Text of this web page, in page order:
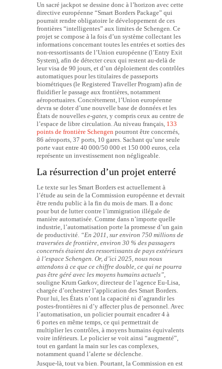
Un sacré jackpot se dessine donc à l’horizon avec cette
directive européenne “Smart Borders Package” qui
pourrait rendre obligatoire le développement de ces
frontières “intelligentes” aux limites de Schengen. Ce
projet se compose à la fois d’un système collectant les
informations concernant toutes les entrées et sorties des
non-ressortissants de l’Union européenne (l’Entry Exit
System), afin de détecter ceux qui restent au-delà de
leur visa de 90 jours, et d’un déploiement des contrôles
automatiques pour les titulaires de passeports
biométriques (le Registered Traveller Program) afin de
fluidifier le passage aux frontières, notamment
aéroportuaires. Concrètement, l’Union européenne
devra se doter d’une nouvelle base de données et les
États de nouvelles e-gates , y compris ceux au centre de
l’espace de libre circulation. Au niveau français, 133
points de frontière Schengen pourront être concernés,
86 aéroports, 37 ports, 10 gares. Sachant qu’une seule
porte vaut entre 40 000/50 000 et 150 000 euros, cela
représente un investissement non négligeable.
La résurrection d’un projet enterré
Le texte sur les Smart Borders est actuellement à
l’étude au sein de la Commission européenne et devrait
être rendu public à la fin du mois de mars. Il a donc
pour but de lutter contre l’immigration illégale de
manière automatisée. Comme dans n’importe quelle
industrie, l’automatisation porte la promesse d’un gain
de productivité. “En 2011, sur environ 750 millions de
traversées de frontière, environ 30 % des passagers
concernés étaient des ressortissants de pays extérieurs
à l’espace Schengen. Or, d’ici 2025, nous nous
attendons à ce que ce chiffre double, ce qui ne pourra
pas être géré avec les moyens humains actuels”,
souligne Krum Garkov, directeur de l’agence Eu-Lisa,
chargée d’orchestrer l’application des Smart Borders.
Pour lui, les États n’ont la capacité ni d’agrandir les
postes-frontières ni d’y affecter plus de personnel. Avec
l’automatisation, un policier pourrait encadrer 4 à
6 portes en même temps, ce qui permettrait de
multiplier les contrôles, à moyens humains équivalents
voire inférieurs. Le policier se voit ainsi “augmenté”,
tout en gardant la main sur les cas complexes,
notamment quand l’alerte se déclenche.
Jusque-là, tout va bien. Pourtant, la Commission en est